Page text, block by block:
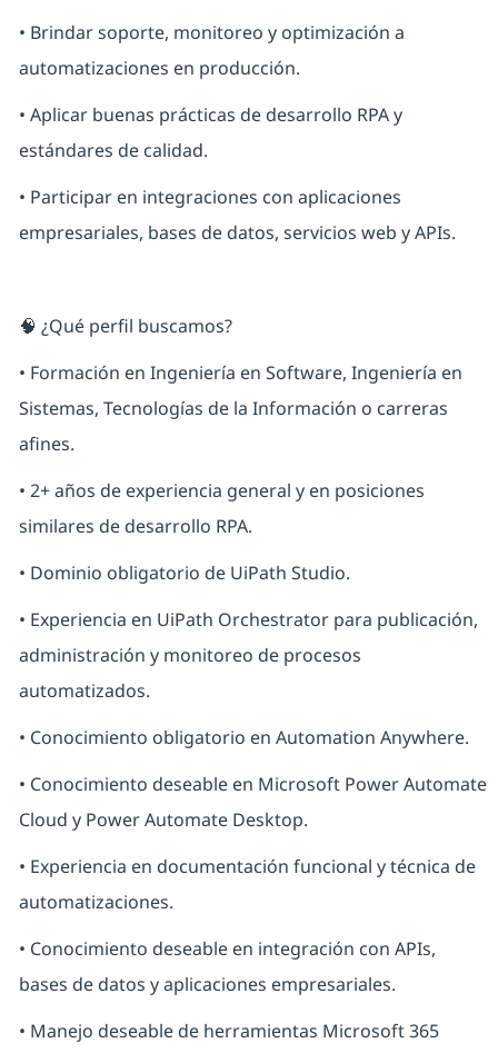
• Brindar soporte, monitoreo y optimización a
automatizaciones en producción.
• Aplicar buenas prácticas de desarrollo RPA y
estándares de calidad.
• Participar en integraciones con aplicaciones
empresariales, bases de datos, servicios web y APIs.
🧠 ¿Qué perfil buscamos?
• Formación en Ingeniería en Software, Ingeniería en
Sistemas, Tecnologías de la Información o carreras
afines.
• 2+ años de experiencia general y en posiciones
similares de desarrollo RPA.
• Dominio obligatorio de UiPath Studio.
• Experiencia en UiPath Orchestrator para publicación,
administración y monitoreo de procesos
automatizados.
• Conocimiento obligatorio en Automation Anywhere.
• Conocimiento deseable en Microsoft Power Automate
Cloud y Power Automate Desktop.
• Experiencia en documentación funcional y técnica de
automatizaciones.
• Conocimiento deseable en integración con APIs,
bases de datos y aplicaciones empresariales.
• Manejo deseable de herramientas Microsoft 365